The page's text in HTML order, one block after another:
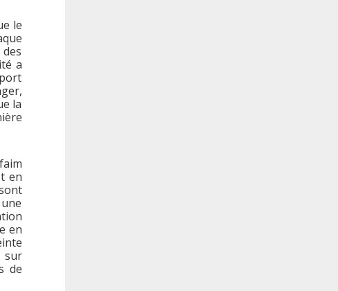
le
a
la
en
en
sur
de